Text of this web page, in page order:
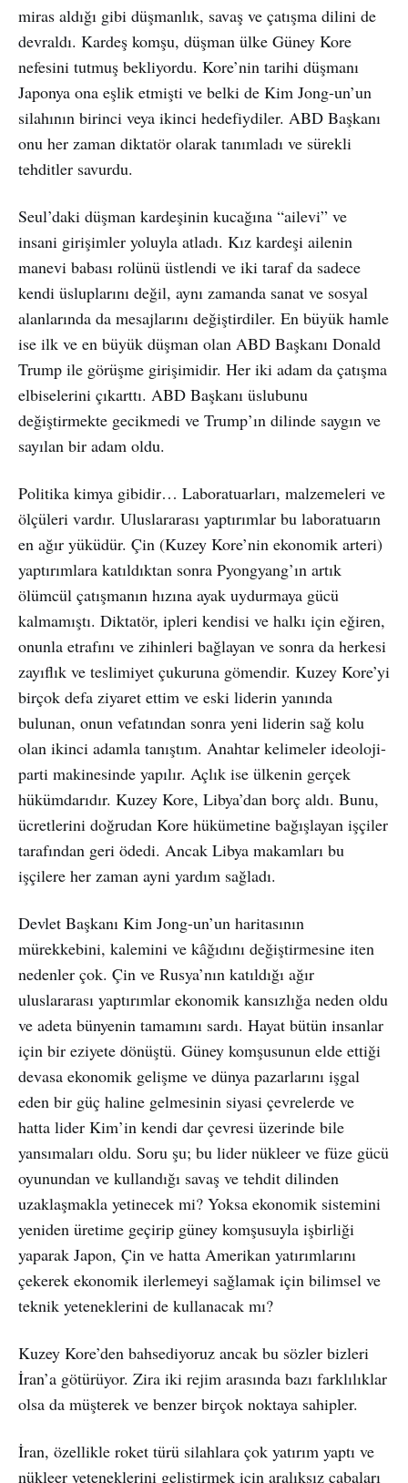
miras aldığı gibi düşmanlık, savaş ve çatışma dilini de
devraldı. Kardeş komşu, düşman ülke Güney Kore
nefesini tutmuş bekliyordu. Kore’nin tarihi düşmanı
Japonya ona eşlik etmişti ve belki de Kim Jong-un’un
silahının birinci veya ikinci hedefiydiler. ABD Başkanı
onu her zaman diktatör olarak tanımladı ve sürekli
tehditler savurdu.
Seul’daki düşman kardeşinin kucağına “ailevi” ve
insani girişimler yoluyla atladı. Kız kardeşi ailenin
manevi babası rolünü üstlendi ve iki taraf da sadece
kendi üsluplarını değil, aynı zamanda sanat ve sosyal
alanlarında da mesajlarını değiştirdiler. En büyük hamle
ise ilk ve en büyük düşman olan ABD Başkanı Donald
Trump ile görüşme girişimidir. Her iki adam da çatışma
elbiselerini çıkarttı. ABD Başkanı üslubunu
değiştirmekte gecikmedi ve Trump’ın dilinde saygın ve
sayılan bir adam oldu.
Politika kimya gibidir… Laboratuarları, malzemeleri ve
ölçüleri vardır. Uluslararası yaptırımlar bu laboratuarın
en ağır yüküdür. Çin (Kuzey Kore’nin ekonomik arteri)
yaptırımlara katıldıktan sonra Pyongyang’ın artık
ölümcül çatışmanın hızına ayak uydurmaya gücü
kalmamıştı. Diktatör, ipleri kendisi ve halkı için eğiren,
onunla etrafını ve zihinleri bağlayan ve sonra da herkesi
zayıflık ve teslimiyet çukuruna gömendir. Kuzey Kore’yi
birçok defa ziyaret ettim ve eski liderin yanında
bulunan, onun vefatından sonra yeni liderin sağ kolu
olan ikinci adamla tanıştım. Anahtar kelimeler ideoloji-
parti makinesinde yapılır. Açlık ise ülkenin gerçek
hükümdarıdır. Kuzey Kore, Libya’dan borç aldı. Bunu,
ücretlerini doğrudan Kore hükümetine bağışlayan işçiler
tarafından geri ödedi. Ancak Libya makamları bu
işçilere her zaman ayni yardım sağladı.
Devlet Başkanı Kim Jong-un’un haritasının
mürekkebini, kalemini ve kâğıdını değiştirmesine iten
nedenler çok. Çin ve Rusya’nın katıldığı ağır
uluslararası yaptırımlar ekonomik kansızlığa neden oldu
ve adeta bünyenin tamamını sardı. Hayat bütün insanlar
için bir eziyete dönüştü. Güney komşusunun elde ettiği
devasa ekonomik gelişme ve dünya pazarlarını işgal
eden bir güç haline gelmesinin siyasi çevrelerde ve
hatta lider Kim’in kendi dar çevresi üzerinde bile
yansımaları oldu. Soru şu; bu lider nükleer ve füze gücü
oyunundan ve kullandığı savaş ve tehdit dilinden
uzaklaşmakla yetinecek mi? Yoksa ekonomik sistemini
yeniden üretime geçirip güney komşusuyla işbirliği
yaparak Japon, Çin ve hatta Amerikan yatırımlarını
çekerek ekonomik ilerlemeyi sağlamak için bilimsel ve
teknik yeteneklerini de kullanacak mı?
Kuzey Kore’den bahsediyoruz ancak bu sözler bizleri
İran’a götürüyor. Zira iki rejim arasında bazı farklılıklar
olsa da müşterek ve benzer birçok noktaya sahipler.
İran, özellikle roket türü silahlara çok yatırım yaptı ve
nükleer yeteneklerini geliştirmek için aralıksız çabaları